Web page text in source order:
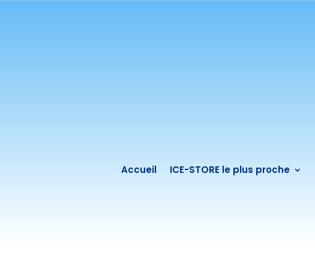
Accueil ICE-STORE le plus proche